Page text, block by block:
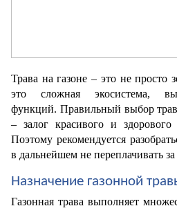
Трава на газоне – это не просто
это сложная экосистема,
функций. Правильный выбор
– залог красивого и
Поэтому рекомендуется
в дальнейшем не переплачивать
Назначение газонной
Газонная трава выполняет